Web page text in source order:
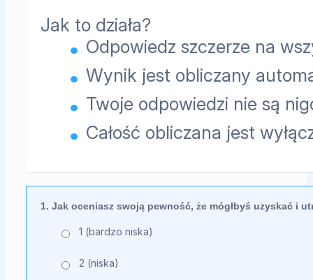
Jak to działa?
Odpowiedz szczerze na
Wynik jest obliczany
Twoje odpowiedzi nie są
Całość obliczana jest
1. Jak oceniasz swoją pewność, że mógłbyś uzyskać i
1 (bardzo niska)
2 (niska)